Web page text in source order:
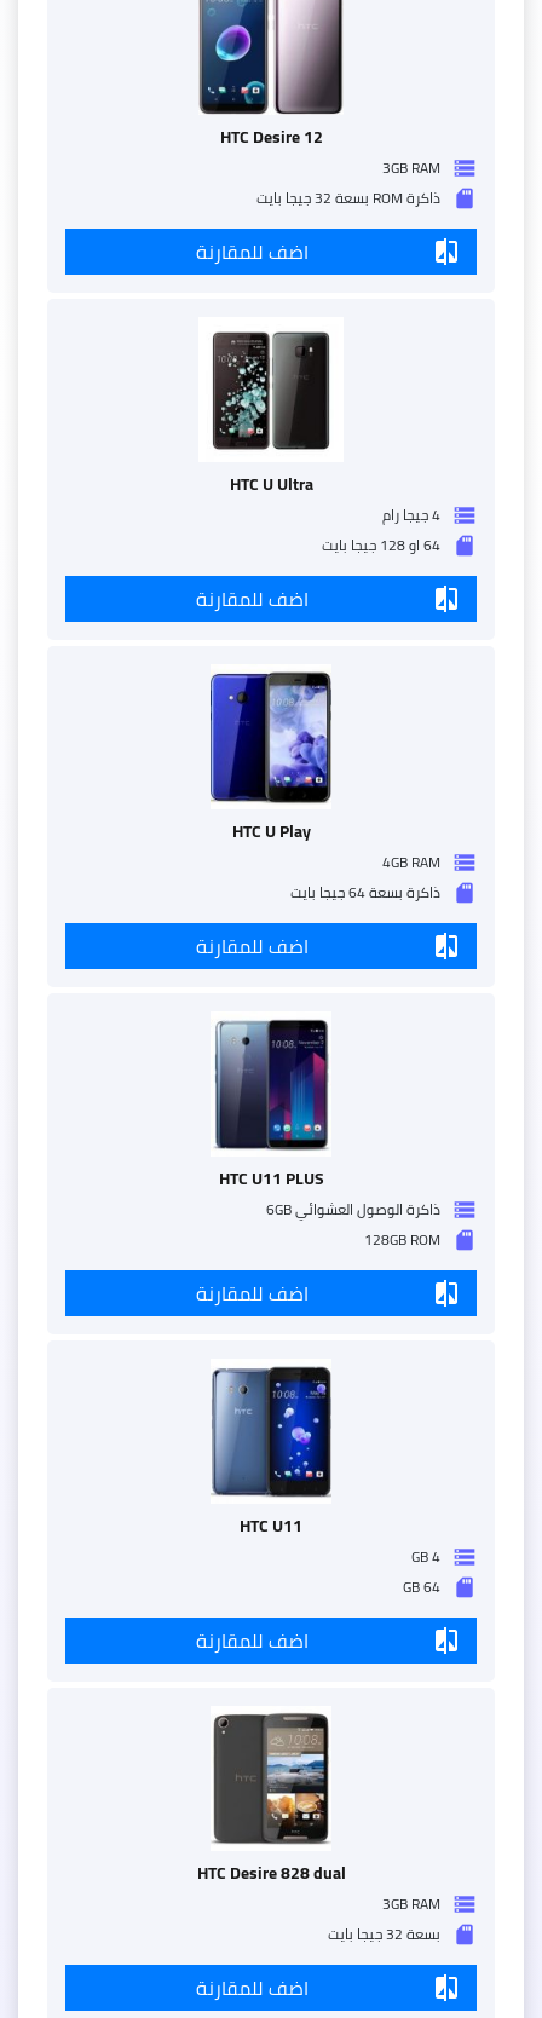
HTC Desire 12
storage
3GB RAM
sd_storage ذاكرة ROM بسعة 32 جيجا بايت
compare اضف للمقارنة
HTC U Ultra
storage 4 جيجا رام
sd_storage 64 او 128 جيجا بايت
compare اضف للمقارنة
HTC U Play
storage
4GB RAM
sd_storage ذاكرة بسعة 64 جيجا بايت
compare اضف للمقارنة
HTC U11 PLUS
storage ذاكرة الوصول العشوائي 6GB
sd_storage
128GB ROM
compare اضف للمقارنة
HTC U11
storage
4 GB
sd_storage
64 GB
compare اضف للمقارنة
HTC Desire 828 dual
storage
3GB RAM
sd_storage بسعة 32 جيجا بايت
compare اضف للمقارنة